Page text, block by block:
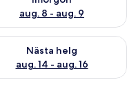
aug. 8 - aug. 9
helgen aug. 7 - aug. 9
Nästa helg
aug. 14 - aug. 16
tillgängligheten